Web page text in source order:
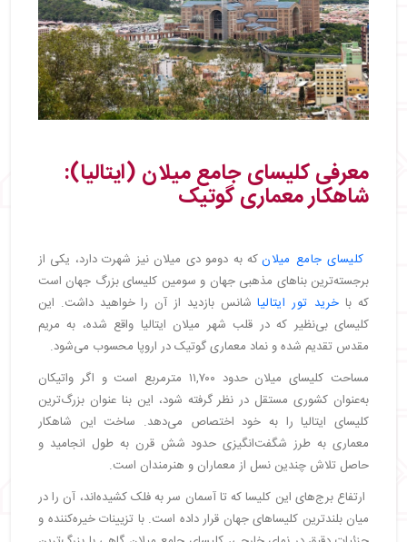
معرفی کلیسای جامع میلان (ایتالیا):
شاهکار معماری گوتیک
کلیسای جامع میلانکه به دومو دی میلان نیز شهرت دارد، یکی از
برجسته‌ترین بناهای مذهبی جهان و سومین کلیسای بزرگ جهان است
که با خرید تور ایتالیاشانس بازدید از آن را خواهید داشت. این
کلیسای بی‌نظیر که در قلب شهر میلان ایتالیا واقع شده، به مریم
مقدس تقدیم شده و نماد معماری گوتیک در اروپا محسوب می‌شود.
مساحت کلیسای میلان حدود ۱۱,۷۰۰ مترمربع است و اگر واتیکان
به‌عنوان کشوری مستقل در نظر گرفته شود، این بنا عنوان بزرگ‌ترین
کلیسای ایتالیا را به خود اختصاص می‌دهد. ساخت این شاهکار
معماری به طرز شگفت‌انگیزی حدود شش قرن به طول انجامید و
حاصل تلاش چندین نسل از معماران و هنرمندان است.
ارتفاع برج‌های این کلیسا که تا آسمان سر به فلک کشیده‌اند، آن را در
میان بلندترین کلیساهای جهان قرار داده است. با تزیینات خیره‌کننده و